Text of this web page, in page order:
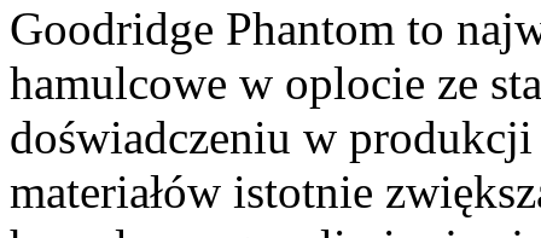
Goodridge Phantom to
hamulcowe w oplocie ze
doświadczeniu w
materiałów istotnie